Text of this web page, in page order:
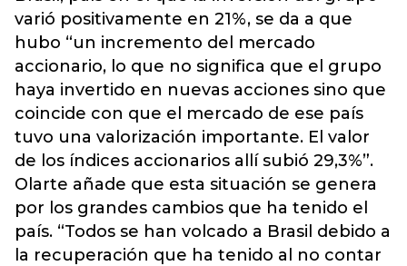
varió positivamente en 21%, se da a que
hubo “un incremento del mercado
accionario, lo que no significa que el grupo
haya invertido en nuevas acciones sino que
coincide con que el mercado de ese país
tuvo una valorización importante. El valor
de los índices accionarios allí subió 29,3%”.
Olarte añade que esta situación se genera
por los grandes cambios que ha tenido el
país. “Todos se han volcado a Brasil debido a
la recuperación que ha tenido al no contar